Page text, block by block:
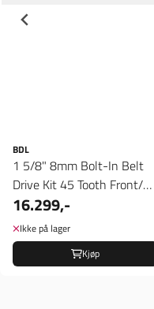
BDL
1 5/8" 8mm Bolt-In Belt
Drive Kit 45 Tooth Front/68
Tooth Rear, 138 ...
16.299,-
Ikke på lager
Kjøp